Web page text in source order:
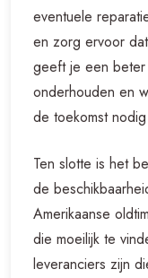
eventuele
en zorg ervoor
geeft je een
onderhouden en
de toekomst
Ten slotte is het
de
Amerikaanse
die moeilijk te
leveranciers zijn